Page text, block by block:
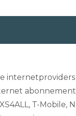
XS4ALL, T-